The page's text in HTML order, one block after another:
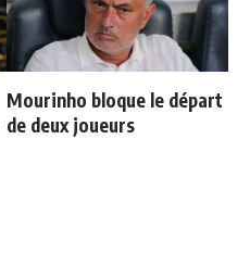
Mourinho bloque le départ
de deux joueurs